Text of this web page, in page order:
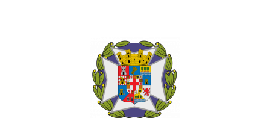
gestación llegó al Área C, de Tocoginecología,
situada en la primera planta del hospital, junto a
una docena de acompañantes, 10 más que el
número máximo permitido. “En ese momento